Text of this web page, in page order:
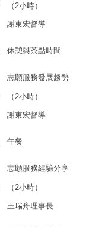
（2小時）
謝東宏督導
休憩與茶點時間
志願服務發展趨勢
（2小時）
謝東宏督導
午餐
志願服務經驗分享
（2小時）
王瑞舟理事長